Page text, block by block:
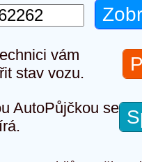
vám
stav vozu.
AutoPůjčkou se